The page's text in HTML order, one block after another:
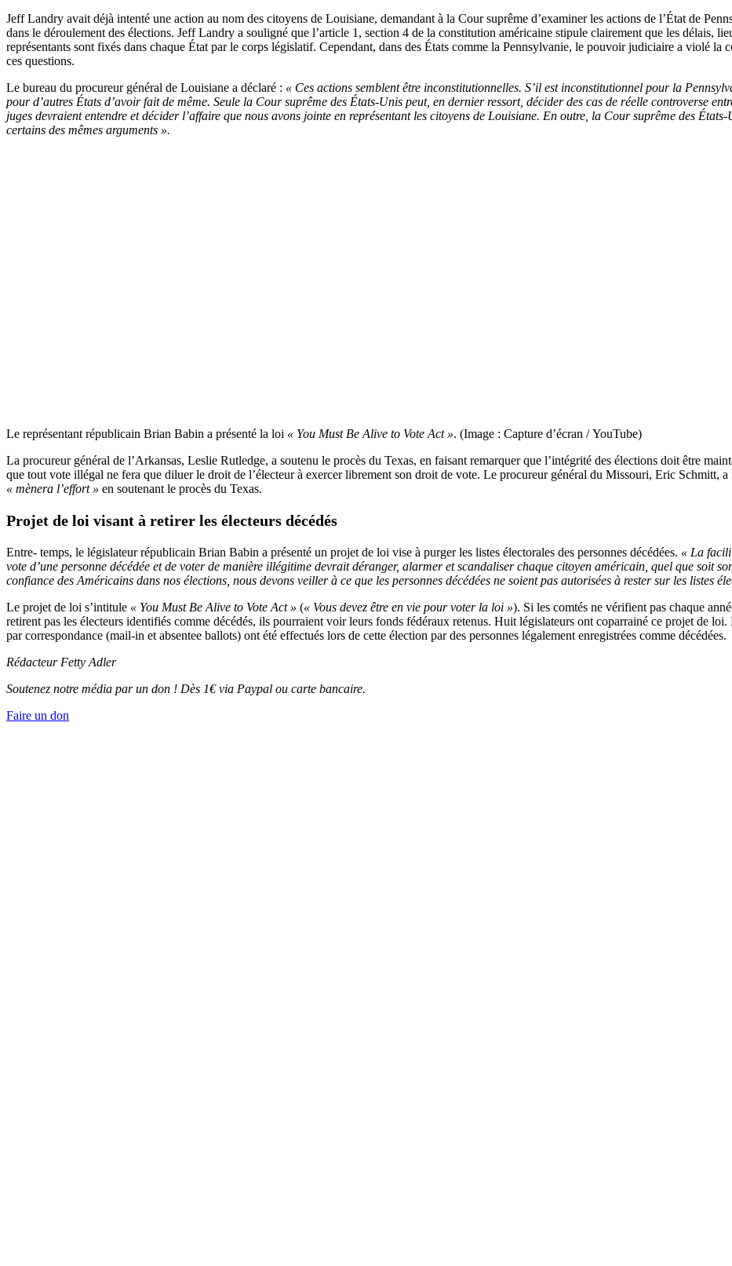
Jeff Landry avait déjà intenté une action au nom des citoyens de Louisiane, demandant à la Cour suprême d’examiner les actions de l’État de
dans le déroulement des élections. Jeff Landry a souligné que l’article 1, section 4 de la constitution américaine stipule clairement que les délais,
représentants sont fixés dans chaque État par le corps législatif. Cependant, dans des États comme la Pennsylvanie, le pouvoir judiciaire a violé la
ces questions.
Le bureau du procureur général de Louisiane a déclaré : « Ces actions semblent être inconstitutionnelles. S’il est inconstitutionnel pour la
pour d’autres États d’avoir fait de même. Seule la Cour suprême des États-Unis peut, en dernier ressort, décider des cas de réelle controverse
juges devraient entendre et décider l’affaire que nous avons jointe en représentant les citoyens de Louisiane. En outre, la Cour suprême des
certains des mêmes arguments ».
Le représentant républicain Brian Babin a présenté la loi « You Must Be Alive to Vote Act ». (Image : Capture d’écran / YouTube)
La procureur général de l’Arkansas, Leslie Rutledge, a soutenu le procès du Texas, en faisant remarquer que l’intégrité des élections doit être
que tout vote illégal ne fera que diluer le droit de l’électeur à exercer librement son droit de vote. Le procureur général du Missouri, Eric Schmitt, a
« mènera l’effort » en soutenant le procès du Texas.
Projet de loi visant à retirer les électeurs décédés
Entre- temps, le législateur républicain Brian Babin a présenté un projet de loi vise à purger les listes électorales des personnes décédées. « La
vote d’une personne décédée et de voter de manière illégitime devrait déranger, alarmer et scandaliser chaque citoyen américain, quel que soit
confiance des Américains dans nos élections, nous devons veiller à ce que les personnes décédées ne soient pas autorisées à rester sur les listes
Le projet de loi s’intitule « You Must Be Alive to Vote Act » (« Vous devez être en vie pour voter la loi »). Si les comtés ne vérifient pas chaque
retirent pas les électeurs identifiés comme décédés, ils pourraient voir leurs fonds fédéraux retenus. Huit législateurs ont coparrainé ce projet de
par correspondance (mail-in et absentee ballots) ont été effectués lors de cette élection par des personnes légalement enregistrées comme décédées.
Rédacteur Fetty Adler
Soutenez notre média par un don ! Dès 1€ via Paypal ou carte bancaire.
Faire un don